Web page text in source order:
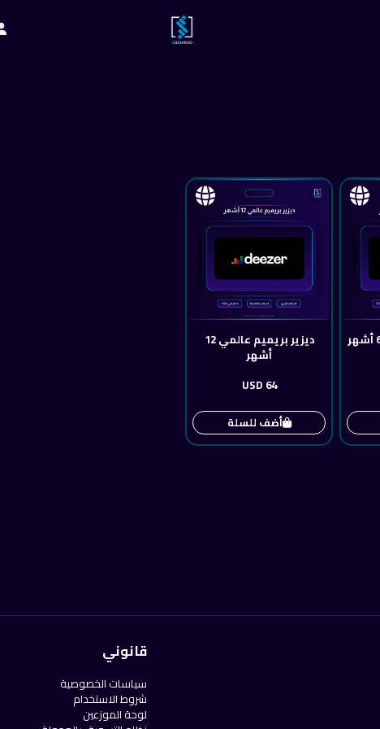
ديزير بريميم عالمي 12
أشهر
64 USD
أضف للسلة
قانوني
سياسات الخصوصية
شروط الاستخدام
لوحة الموزعين